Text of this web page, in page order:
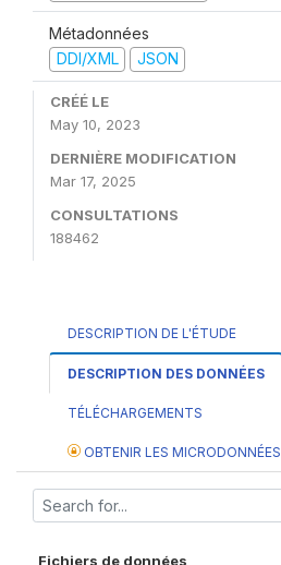
Métadonnées
DDI/XML
JSON
CRÉÉ LE
May 10, 2023
DERNIÈRE MODIFICATION
Mar 17, 2025
CONSULTATIONS
188462
DESCRIPTION DE L'ÉTUDE
DESCRIPTION DES DONNÉES
TÉLÉCHARGEMENTS
OBTENIR LES MICRODONNÉES
Fichiers de données